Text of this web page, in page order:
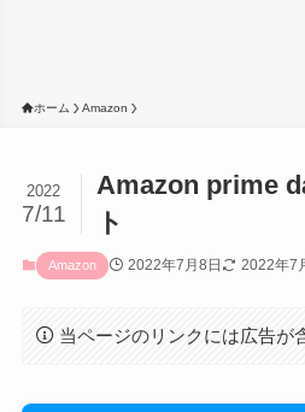
ホーム Amazon
Amazon prime
ト
2022
7/11
Amazon 2022年7月8日 2022年7
当ページのリンクには広告が